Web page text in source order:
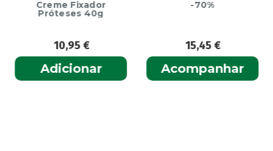
Creme Fixador
Próteses 40g
10,95€
Adicionar
-70%
15,45€
Acompanhar